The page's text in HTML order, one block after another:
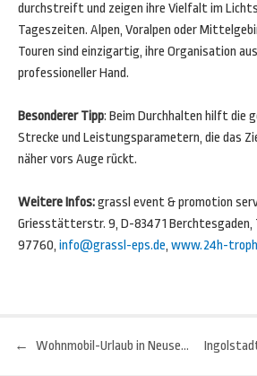
durchstreift und zeigen ihre Vielfalt im
Tageszeiten. Alpen, Voralpen oder
Touren sind einzigartig, ihre Organisation
professioneller Hand.
Besonderer Tipp: Beim Durchhalten hilft die
Strecke und Leistungsparametern, die das
näher vors Auge rückt.
Weitere Infos:grassl event & promotion
Griesstätterstr. 9, D-83471 Berchtesgaden,
97760, info@grassl-eps.de, www.24h-
Beitragsnavigation
← Wohnmobil-Urlaub in Neuseeland: Das sollten Sie beachten